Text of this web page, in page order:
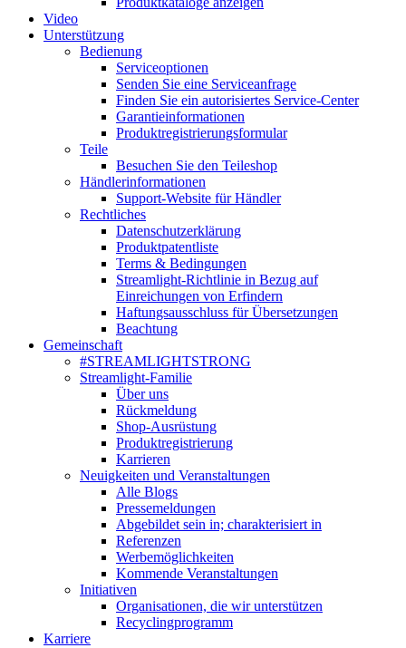
Video
Unterstützung
Bedienung
Serviceoptionen
Senden Sie eine Serviceanfrage
Finden Sie ein autorisiertes Service-Center
Garantieinformationen
Produktregistrierungsformular
Teile
Besuchen Sie den Teileshop
Händlerinformationen
Support-Website für Händler
Rechtliches
Datenschutzerklärung
Produktpatentliste
Terms & Bedingungen
Streamlight-Richtlinie in Bezug auf
Einreichungen von Erfindern
Haftungsausschluss für Übersetzungen
Beachtung
Gemeinschaft
#STREAMLIGHTSTRONG
Streamlight-Familie
Über uns
Rückmeldung
Shop-Ausrüstung
Produktregistrierung
Karrieren
Neuigkeiten und Veranstaltungen
Alle Blogs
Pressemeldungen
Abgebildet sein in; charakterisiert in
Referenzen
Werbemöglichkeiten
Kommende Veranstaltungen
Initiativen
Organisationen, die wir unterstützen
Recyclingprogramm
Karriere